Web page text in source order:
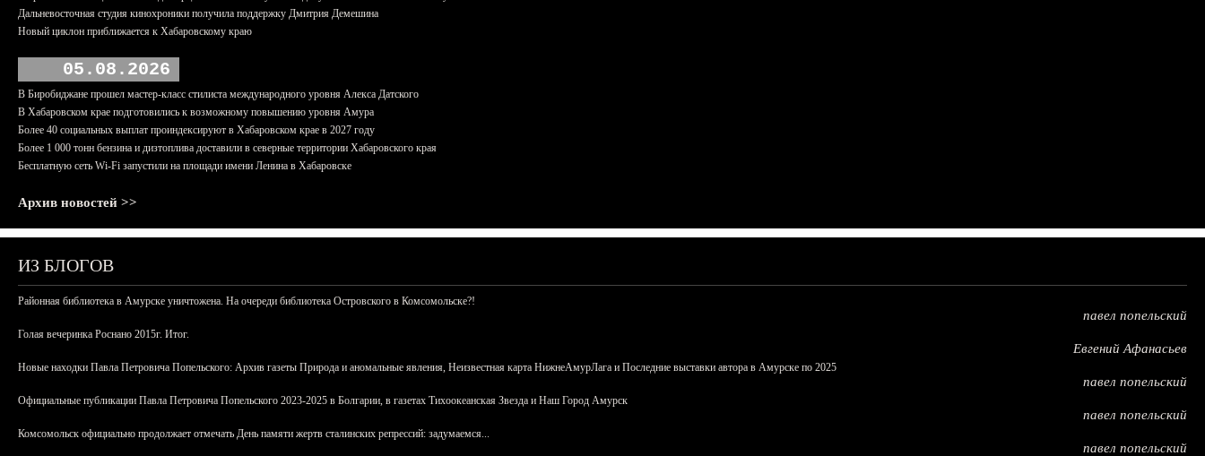
Дальневосточная студия кинохроники получила поддержку Дмитрия Демешина
Новый циклон приближается к Хабаровскому краю
05.08.2026
В Биробиджане прошел мастер-класс стилиста международного уровня Алекса Датского
В Хабаровском крае подготовились к возможному повышению уровня Амура
Более 40 социальных выплат проиндексируют в Хабаровском крае в 2027 году
Более 1 000 тонн бензина и дизтоплива доставили в северные территории Хабаровского края
Бесплатную сеть Wi-Fi запустили на площади имени Ленина в Хабаровске
Архив новостей >>
ИЗ БЛОГОВ
Районная библиотека в Амурске уничтожена. На очереди библиотека Островского в Комсомольске?!
павел попельский
Голая вечеринка Роснано 2015г. Итог.
Евгений Афанасьев
Новые находки Павла Петровича Попельского: Архив газеты Природа и аномальные явления, Неизвестная карта НижнеАмурЛага и Последние выставки автора в Амурске по 2025
павел попельский
Официальные публикации Павла Петровича Попельского 2023-2025 в Болгарии, в газетах Тихоокеанская Звезда и Наш Город Амурск
павел попельский
Комсомольск официально продолжает отмечать День памяти жертв сталинских репрессий: задумаемся...
павел попельский